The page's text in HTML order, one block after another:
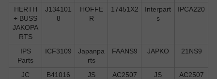
HERTH
+ BUSS
JAKOPA
RTS
J134101
8
HOFFE
R
17451X2
Interpart
s
IPCA220
IPS
Parts
ICF3109
Japanpa
rts
FAANS9 JAPKO 21NS9
JC
B41016
JS
AC2507
JS
AC2507